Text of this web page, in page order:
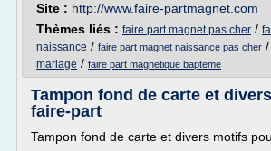
Site : http://www.faire-partmagnet.com
Thèmes liés : faire part magnet pas cher /
naissance / faire part magnet naissance pas cher /
mariage / faire part magnetique bapteme
Tampon fond de carte et
faire-part
Tampon fond de carte et divers motifs